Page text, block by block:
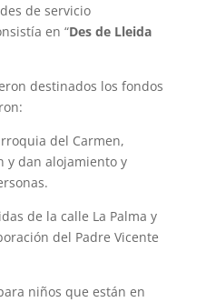
de servicio
en “Des de Lleida
destinados los fondos
del Carmen,
y dan alojamiento y
de la calle La Palma y
del Padre Vicente
niños que están en